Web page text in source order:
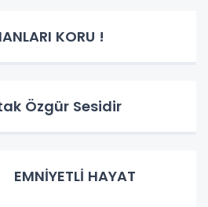
KORU !
Özgür Sesidir